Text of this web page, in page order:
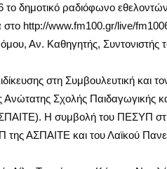
δημοτικό ραδιόφωνο
στο http://www.fm100.gr/live/
Αν. Καθηγητής,
στη Συμβουλευτική και
Σχολής Παιδαγωγικής
Η συμβολή του ΠΕΣΥΠ
ΑΣΠΑΙΤΕ και του Λαϊκού